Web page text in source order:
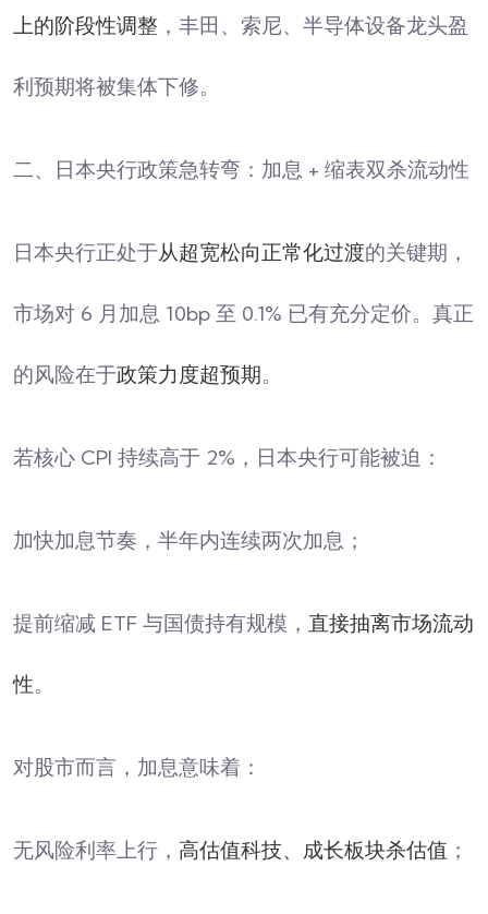
上的阶段性调整 ，丰田、索尼、半导体设备龙头盈
利预期将被集体下修。
二、日本央行政策急转弯：加息 + 缩表双杀流动性
日本央行正处于从超宽松向正常化过渡的关键期，
市场对 6 月加息 10bp 至 0.1% 已有充分定价。真正
的风险在于政策力度超预期。
若核心 CPI 持续高于 2%，日本央行可能被迫：
加快加息节奏，半年内连续两次加息；
提前缩减 ETF 与国债持有规模， 直接抽离市场流动
性。
对股市而言，加息意味着：
无风险利率上行， 高估值科技、成长板块杀估值 ；